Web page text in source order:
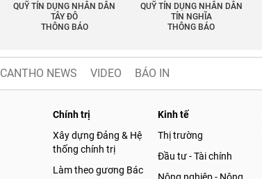
QUỸ TÍN DỤNG NHÂN DÂN
TÂY ĐÔ
THÔNG BÁO
QUỸ TÍN DỤNG NHÂN DÂN
TÍN NGHĨA
THÔNG BÁO
CANTHO NEWS VIDEO BÁO IN
Chính trị
Xây dựng Đảng & Hệ
thống chính trị
Làm theo gương Bác
Kinh tế
Thị trường
Đầu tư - Tài chính